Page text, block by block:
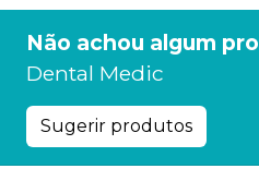
Não achou algum
Dental Medic
Sugerir produtos